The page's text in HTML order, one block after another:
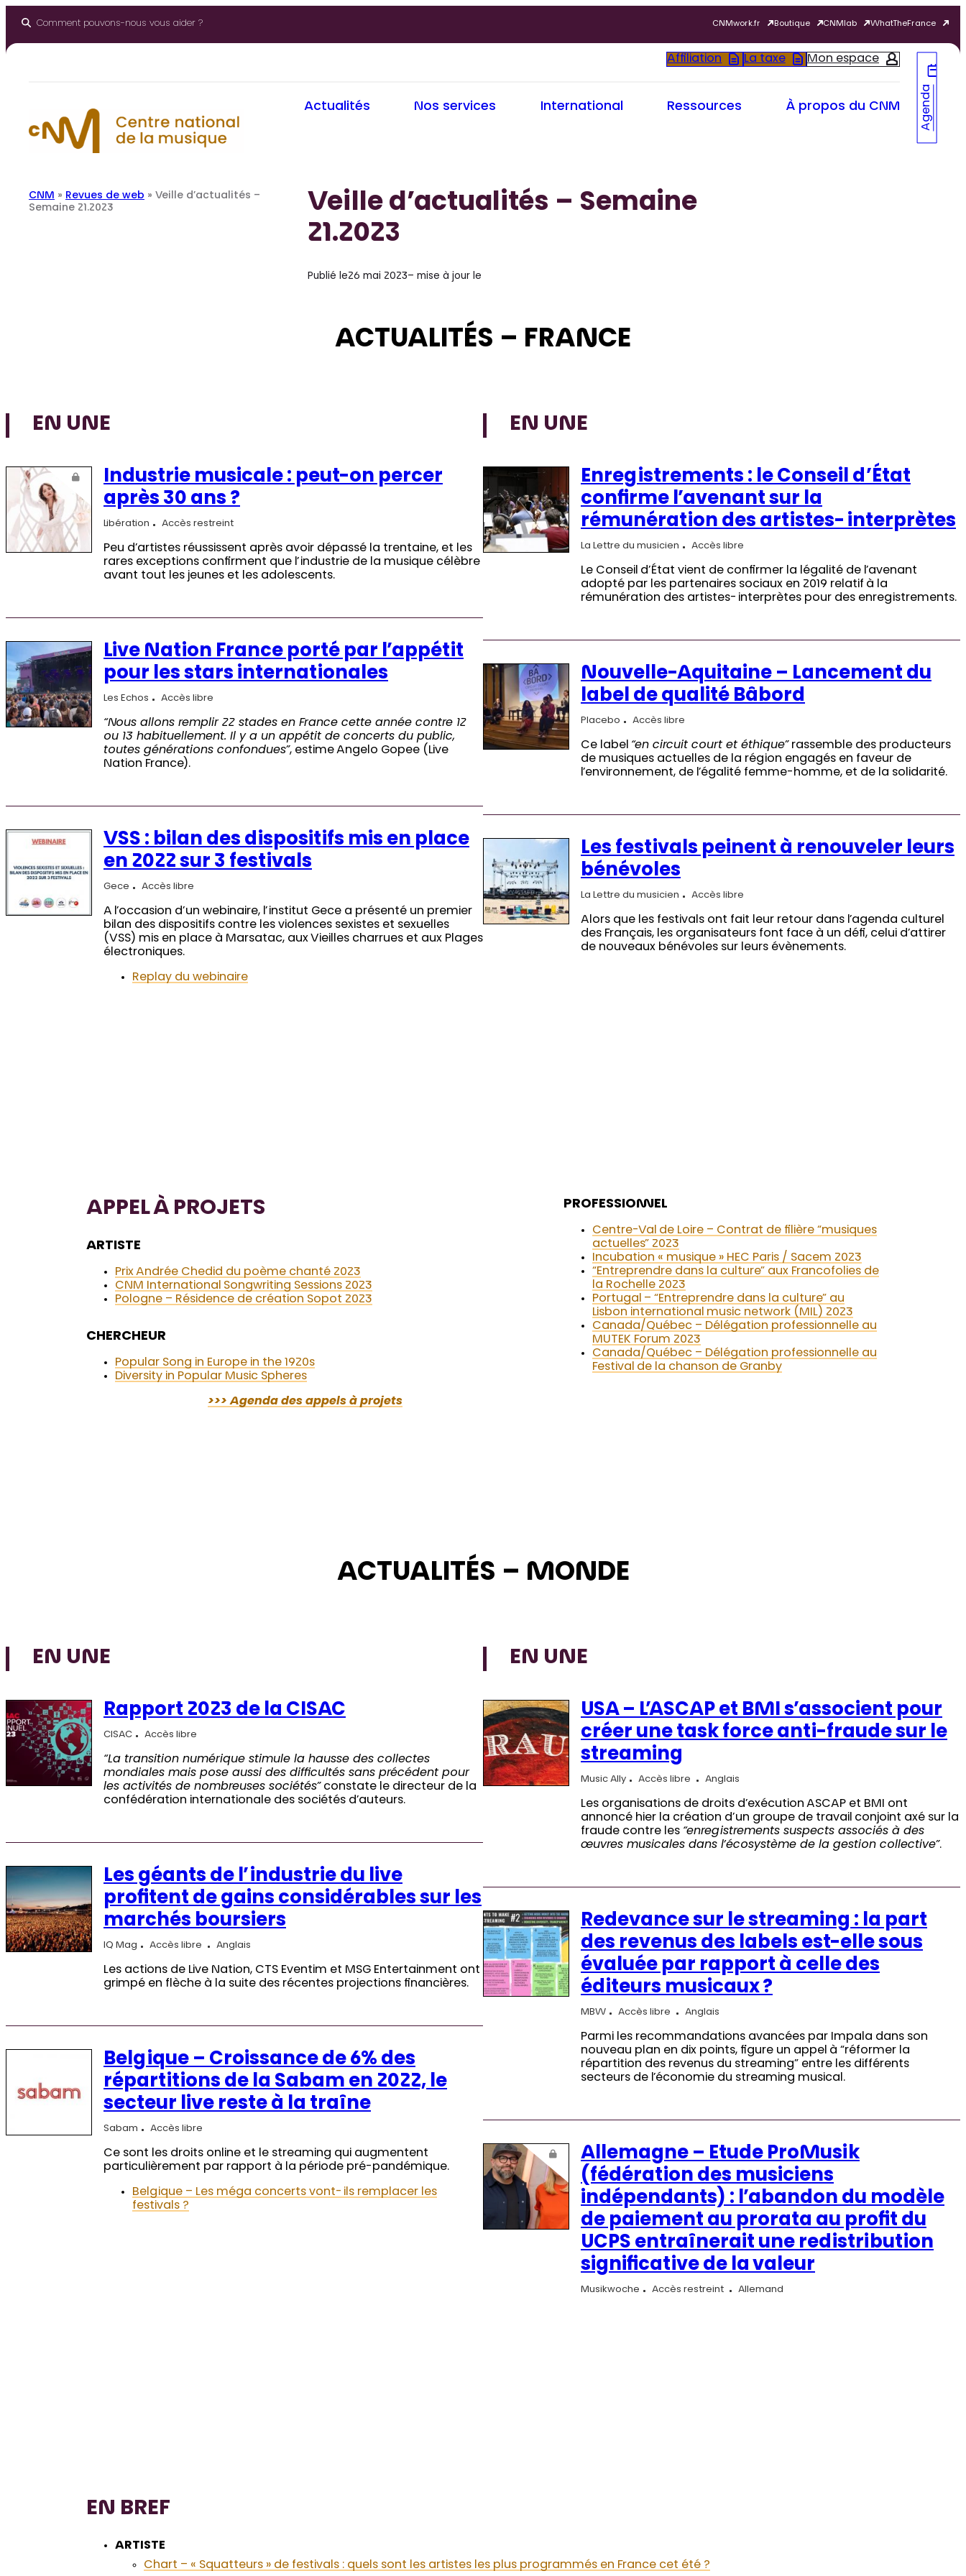
Comment pouvons-nous vous aider ? CNMwork.fr Boutique CNMlab WhatTheFrance
Affiliation La taxe Mon espace
Actualités Nos services International Ressources À propos du CNM Agenda
CNM » Revues de web » Veille d’actualités –
Semaine 21.2023
Veille d’actualités – Semaine
21.2023
Publié le26 mai 2023– mise à jour le
ACTUALITÉS – FRANCE
EN UNE
Industrie musicale : peut-on percer
après 30 ans ?
Libération Accès restreint
Peu d’artistes réussissent après avoir dépassé la trentaine, et les
rares exceptions confirment que l’industrie de la musique célèbre
avant tout les jeunes et les adolescents.
Live Nation France porté par l’appétit
pour les stars internationales
Les Echos Accès libre
“Nous allons remplir 22 stades en France cette année contre 12
ou 13 habituellement. Il y a un appétit de concerts du public,
toutes générations confondues”, estime Angelo Gopee (Live
Nation France).
VSS : bilan des dispositifs mis en place
en 2022 sur 3 festivals
Gece Accès libre
A l’occasion d’un webinaire, l’institut Gece a présenté un premier
bilan des dispositifs contre les violences sexistes et sexuelles
(VSS) mis en place à Marsatac, aux Vieilles charrues et aux Plages
électroniques.
Replay du webinaire
EN UNE
Enregistrements : le Conseil d’État
confirme l’avenant sur la
rémunération des artistes-interprètes
La Lettre du musicien Accès libre
Le Conseil d’État vient de confirmer la légalité de l’avenant
adopté par les partenaires sociaux en 2019 relatif à la
rémunération des artistes-interprètes pour des enregistrements.
Nouvelle-Aquitaine – Lancement du
label de qualité Bâbord
Placebo Accès libre
Ce label “en circuit court et éthique”rassemble des producteurs
de musiques actuelles de la région engagés en faveur de
l’environnement, de l’égalité femme-homme, et de la solidarité.
Les festivals peinent à renouveler leurs
bénévoles
La Lettre du musicien Accès libre
Alors que les festivals ont fait leur retour dans l’agenda culturel
des Français, les organisateurs font face à un défi, celui d’attirer
de nouveaux bénévoles sur leurs évènements.
APPEL À PROJETS
ARTISTE
Prix Andrée Chedid du poème chanté 2023
CNM International Songwriting Sessions 2023
Pologne – Résidence de création Sopot 2023
CHERCHEUR
Popular Song in Europe in the 1920s
Diversity in Popular Music Spheres
>>> Agenda des appels à projets
PROFESSIONNEL
Centre-Val de Loire – Contrat de filière “musiques
actuelles” 2023
Incubation « musique » HEC Paris / Sacem 2023
“Entreprendre dans la culture” aux Francofolies de
la Rochelle 2023
Portugal – “Entreprendre dans la culture” au
Lisbon international music network (MIL) 2023
Canada/Québec – Délégation professionnelle au
MUTEK Forum 2023
Canada/Québec – Délégation professionnelle au
Festival de la chanson de Granby
ACTUALITÉS – MONDE
EN UNE
Rapport 2023 de la CISAC
CISAC Accès libre
“La transition numérique stimule la hausse des collectes
mondiales mais pose aussi des difficultés sans précédent pour
les activités de nombreuses sociétés”constate le directeur de la
confédération internationale des sociétés d’auteurs.
Les géants de l’industrie du live
profitent de gains considérables sur les
marchés boursiers
IQ Mag Accès libre Anglais
Les actions de Live Nation, CTS Eventim et MSG Entertainment ont
grimpé en flèche à la suite des récentes projections financières.
Belgique – Croissance de 6% des
répartitions de la Sabam en 2022, le
secteur live reste à la traîne
Sabam Accès libre
Ce sont les droits online et le streaming qui augmentent
particulièrement par rapport à la période pré-pandémique.
Belgique – Les méga concerts vont-ils remplacer les
festivals ?
EN UNE
USA – L’ASCAP et BMI s’associent pour
créer une task force anti-fraude sur le
streaming
Music Ally Accès libre Anglais
Les organisations de droits d’exécution ASCAP et BMI ont
annoncé hier la création d’un groupe de travail conjoint axé sur la
fraude contre les “enregistrements suspects associés à des
œuvres musicales dans l’écosystème de la gestion collective”.
Redevance sur le streaming : la part
des revenus des labels est-elle sous
évaluée par rapport à celle des
éditeurs musicaux ?
MBW Accès libre Anglais
Parmi les recommandations avancées par Impala dans son
nouveau plan en dix points, figure un appel à “réformer la
répartition des revenus du streaming” entre les différents
secteurs de l’économie du streaming musical.
Allemagne – Etude ProMusik
(fédération des musiciens
indépendants) : l’abandon du modèle
de paiement au prorata au profit du
UCPS entraînerait une redistribution
significative de la valeur
Musikwoche Accès restreint Allemand
EN BREF
ARTISTE
Chart – « Squatteurs » de festivals : quels sont les artistes les plus programmés en France cet été ?